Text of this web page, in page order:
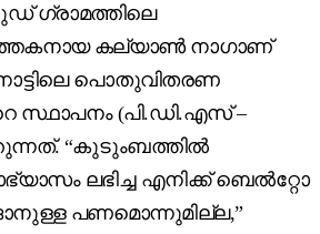
ഗ്രാമത്തിലെ
കല്യാൺ നാഗാണ്
പൊതുവിതരണ
സ്ഥാപനം (പി.ഡി.എസ് –
“കുടുംബത്തിൽ
ലഭിച്ച എനിക്ക് ബെൽറ്റോ
പണമൊന്നുമില്ല,”